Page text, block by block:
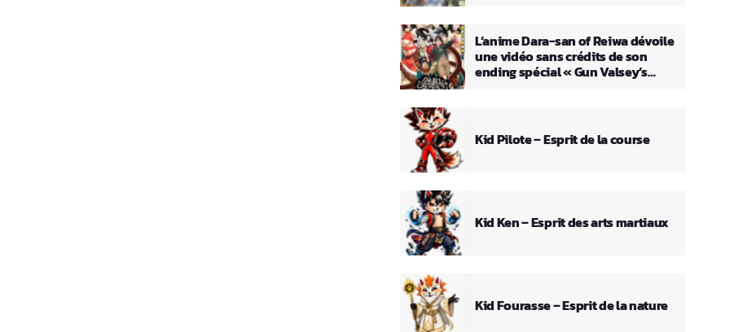
L’anime Dara-san of Reiwa dévoile
une vidéo sans crédits de son
ending spécial « Gun Valsey’s
Kid Pilote – Esprit de la course
Kid Ken – Esprit des arts martiaux
Kid Fourasse – Esprit de la nature